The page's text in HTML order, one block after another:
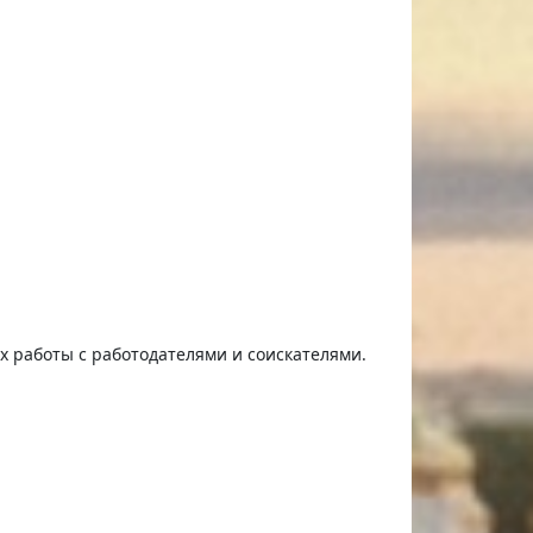
работы с работодателями и соискателями.